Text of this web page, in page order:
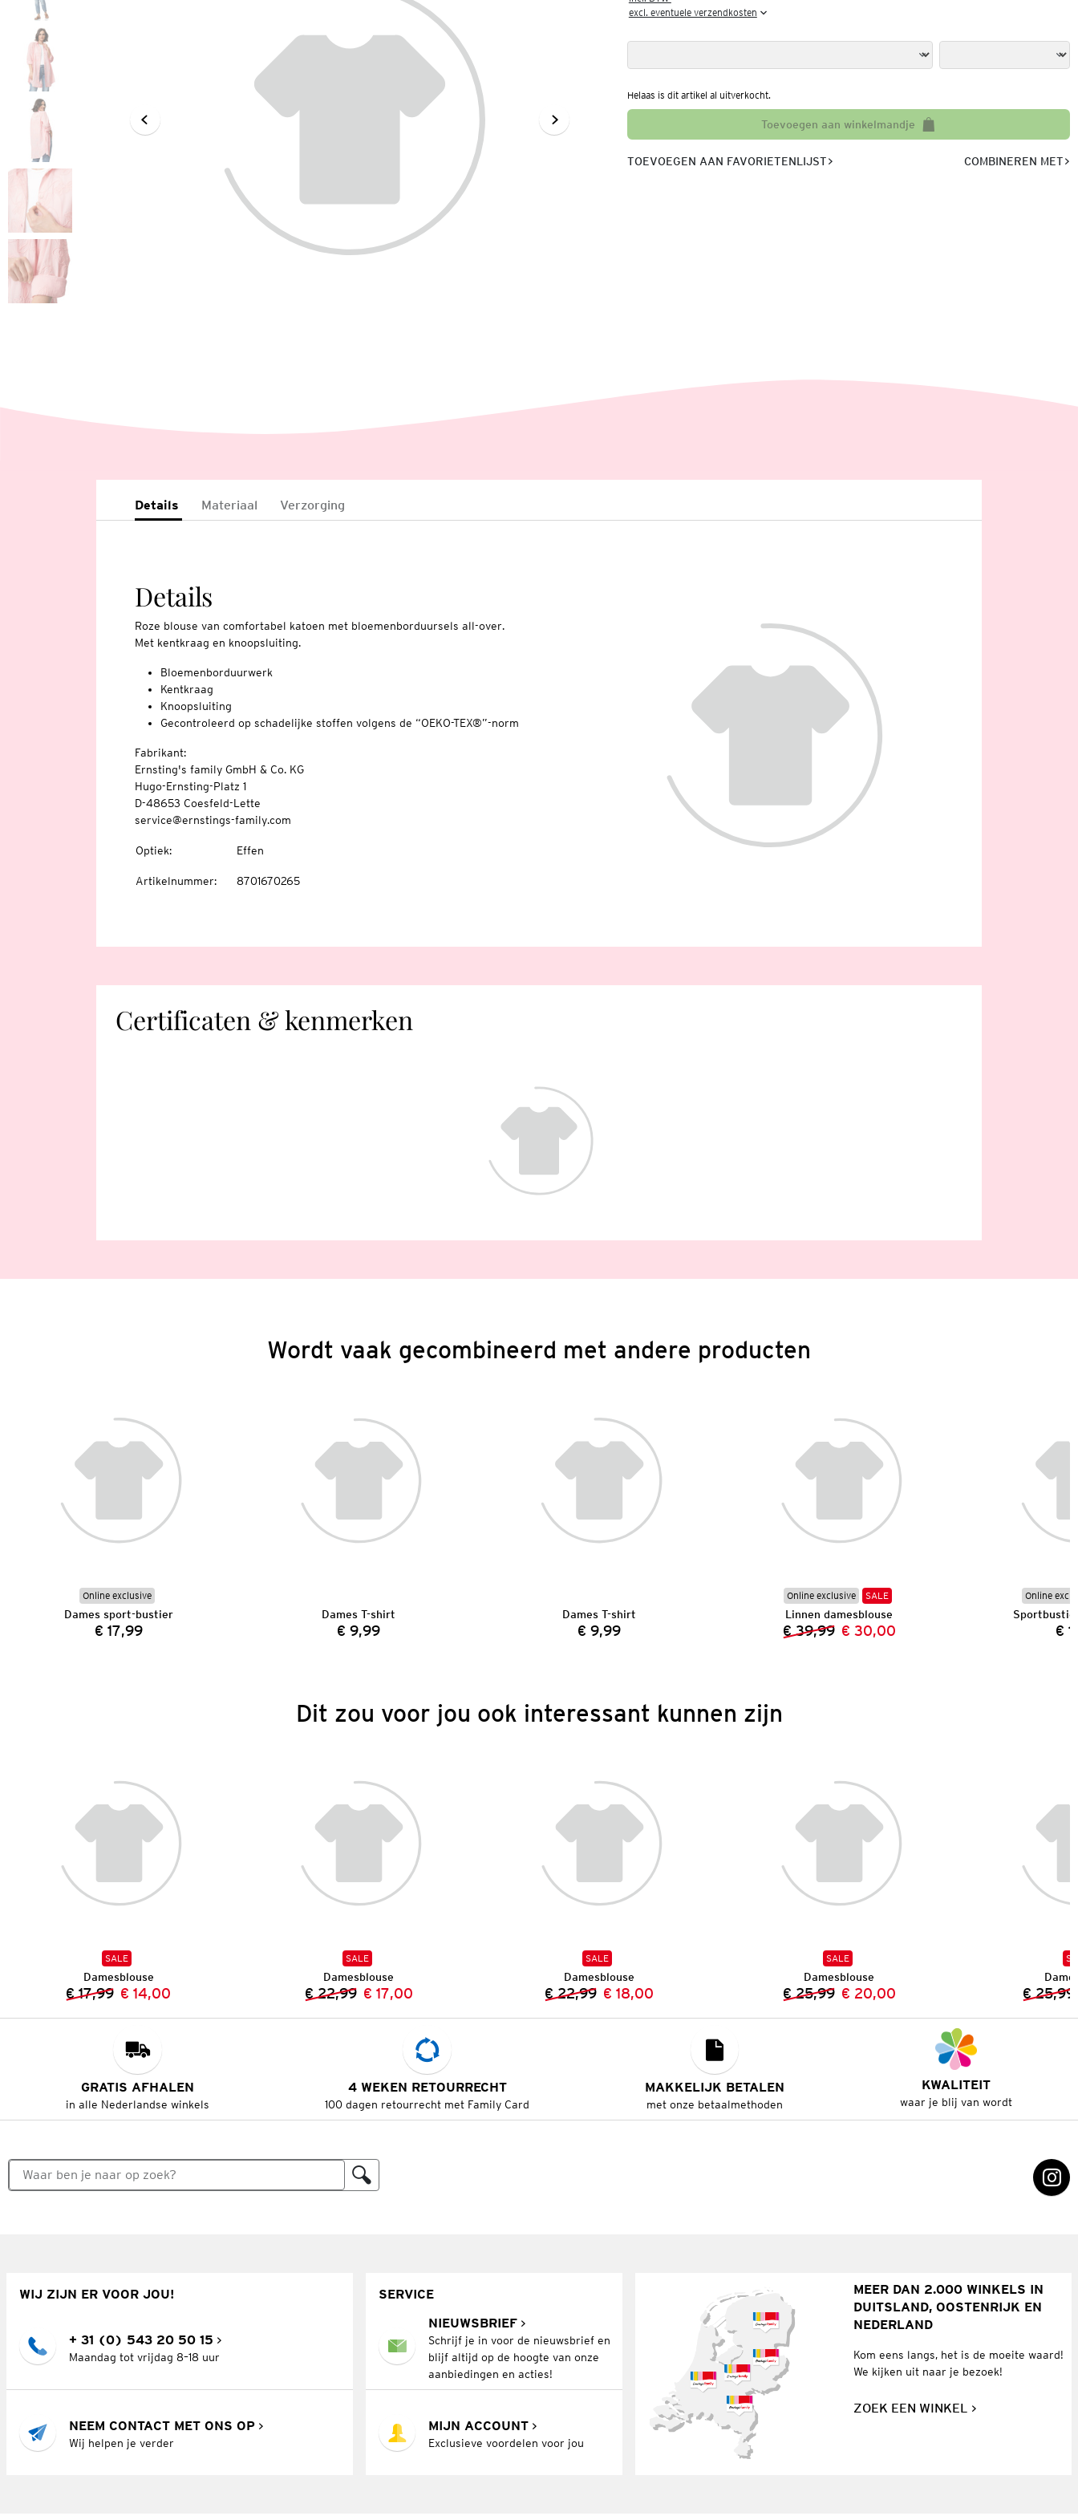
excl. eventuele verzendkosten
Helaas is dit artikel al uitverkocht.
Toevoegen aan winkelmandje
TOEVOEGEN AAN FAVORIETENLIJST COMBINEREN MET
Details Materiaal Verzorging
Details
Roze blouse van comfortabel katoen met bloemenborduursels all-over.
Met kentkraag en knoopsluiting.
Bloemenborduurwerk
Kentkraag
Knoopsluiting
Gecontroleerd op schadelijke stoffen volgens de “OEKO-TEX®”-norm
Fabrikant:
Ernsting's family GmbH & Co. KG
Hugo-Ernsting-Platz 1
D-48653 Coesfeld-Lette
service@ernstings-family.com
Optiek: Effen
Artikelnummer: 8701670265
Certificaten & kenmerken
Wordt vaak gecombineerd met andere producten
Online exclusive
Dames sport-bustier
Prijs:
€ 17,99
Dames T-shirt
Prijs:
€ 9,99
Dames T-shirt
Prijs:
€ 9,99
Online exclusive SALE
Linnen damesblouse
Vorige prijs:
€ 39,99 Nieuwe prijs:
€ 30,00
Online
€
Dit zou voor jou ook interessant kunnen zijn
SALE
Damesblouse
Vorige prijs:
€ 17,99 Nieuwe prijs:
€ 14,00
SALE
Damesblouse
Vorige prijs:
€ 22,99 Nieuwe prijs:
€ 17,00
SALE
Damesblouse
Vorige prijs:
€ 22,99 Nieuwe prijs:
€ 18,00
SALE
Damesblouse
Vorige prijs:
€ 25,99 Nieuwe prijs:
€ 20,00 € 25,99
GRATIS AFHALEN
in alle Nederlandse winkels
4 WEKEN RETOURRECHT
100 dagen retourrecht met Family Card
MAKKELIJK BETALEN
met onze betaalmethoden
KWALITEIT
waar je blij van wordt
WIJ ZIJN ER VOOR JOU!
+ 31 (0) 543 20 50 15
Maandag tot vrijdag 8–18 uur
NEEM CONTACT MET ONS OP
Wij helpen je verder
SERVICE
NIEUWSBRIEF
Schrijf je in voor de nieuwsbrief en
blijf altijd op de hoogte van onze
aanbiedingen en acties!
MIJN ACCOUNT
Exclusieve voordelen voor jou
MEER DAN 2.000 WINKELS IN
DUITSLAND, OOSTENRIJK EN
NEDERLAND
Kom eens langs, het is de moeite waard!
We kijken uit naar je bezoek!
ZOEK EEN WINKEL